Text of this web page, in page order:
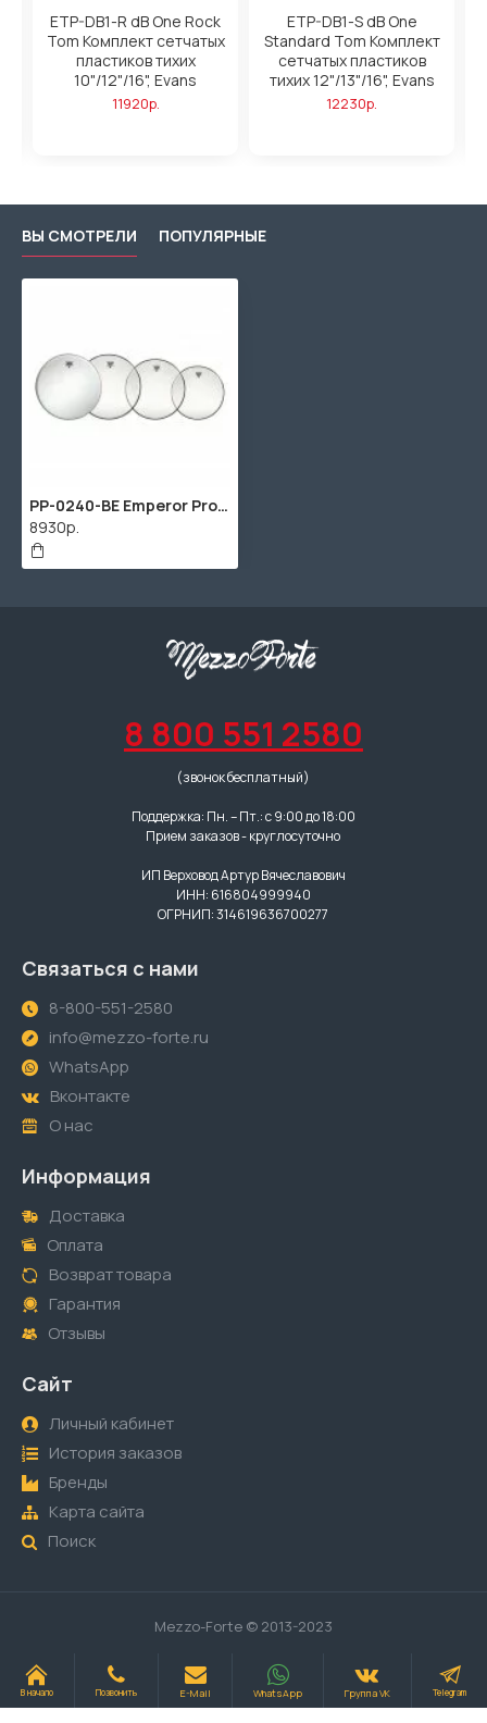
ETP-DB1-R dB One Rock
Tom Комплект сетчатых
пластиков тихих
10"/12"/16", Evans
11920р.
ETP-DB1-S dB One
Standard Tom Комплект
сетчатых пластиков
тихих 12"/13"/16", Evans
12230р.
ВЫ СМОТРЕЛИ ПОПУЛЯРНЫЕ
PP-0240-BE Emperor Pro Pack Набор пластиков для малого и том барабана 10", 12", 14", 14", Remo
8930р.
8 800 551 2580
(звонок бесплатный)
Поддержка: Пн. – Пт.: с 9:00 до 18:00
Прием заказов - круглосуточно
ИП Верховод Артур Вячеславович
ИНН: 616804999940
ОГРНИП: 314619636700277
Связаться с нами
8-800-551-2580
info@mezzo-forte.ru
WhatsApp
Вконтакте
О нас
Информация
Доставка
Оплата
Возврат товара
Гарантия
Отзывы
Сайт
Личный кабинет
История заказов
Бренды
Карта сайта
Поиск
Mezzo-Forte © 2013-2023
В начало Позвонить E-Mail WhatsApp Группа VK Telegram